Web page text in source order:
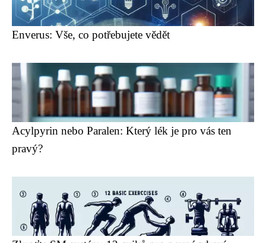
Enverus: Vše, co potřebujete vědět
Acylpyrin nebo Paralen: Který lék je pro vás ten
pravý?